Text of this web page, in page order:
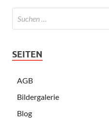
SEITEN
AGB
Bildergalerie
Blog